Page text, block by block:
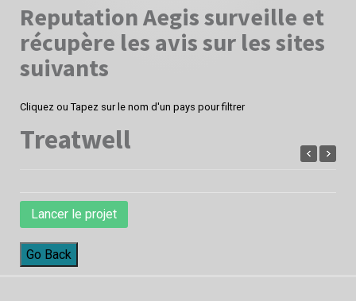
Reputation Aegis surveille et
récupère les avis sur les sites
suivants
Cliquez ou Tapez sur le nom d'un pays pour filtrer
Treatwell
Lancer le projet
Go Back